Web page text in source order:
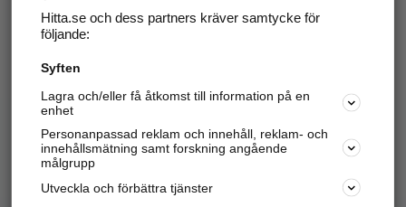
Hitta.se - Gratis nummerupplysning.
Sök företag, personer och platser.
Hitta telefonnummer, adresser, företagsinfo mm.
Marknadsför företaget
Hitta.se och dess partners kräver samtycke för
följande:
Syften
Lagra och/eller få åtkomst till information på en
enhet
Personanpassad reklam och innehåll, reklam- och
innehållsmätning samt forskning angående
målgrupp
Utveckla och förbättra tjänster